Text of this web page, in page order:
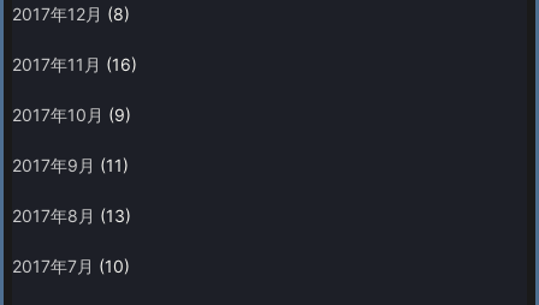
2017年12月 (8)
2017年11月 (16)
2017年10月 (9)
2017年9月 (11)
2017年8月 (13)
2017年7月 (10)